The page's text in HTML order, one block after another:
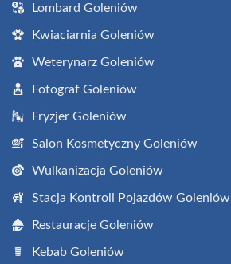
Lombard Goleniów
Kwiaciarnia Goleniów
Weterynarz Goleniów
Fotograf Goleniów
Fryzjer Goleniów
Salon Kosmetyczny Goleniów
Wulkanizacja Goleniów
Stacja Kontroli Pojazdów Goleniów
Restauracje Goleniów
Kebab Goleniów